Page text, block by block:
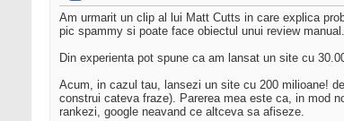
Am urmarit un clip al lui Matt Cutts in care explica
pic spammy si poate face obiectul unui review
Din experienta pot spune ca am lansat un site cu
Acum, in cazul tau, lansezi un site cu 200 milioane!
construi cateva fraze). Parerea mea este ca, in mod
rankezi, google neavand ce altceva sa afiseze.